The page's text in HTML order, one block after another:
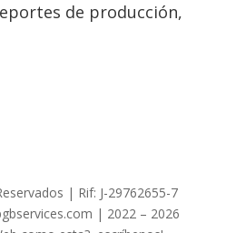
de producción,
| Rif: J-29762655-7
| 2022 – 2026